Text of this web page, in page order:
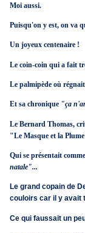
Moi aussi.
Puisqu'on y est, on va
Un joyeux centenaire !
Le coin-coin qui a fait
Le palmipède où régnait
Et sa chronique "ça
Le Bernard Thomas,
"Le Masque et la
Qui se présentait comme
natale"...
Le grand copain de
couloirs car il y avait
Ce qui faussait un